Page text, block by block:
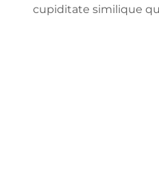
cupiditate similique